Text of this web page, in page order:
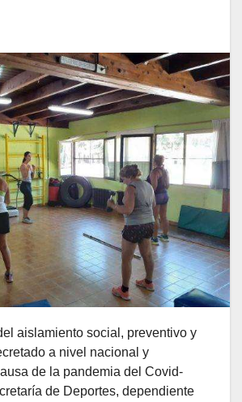
aislamiento social, preventivo y
a nivel nacional y
de la pandemia del Covid-
de Deportes, dependiente